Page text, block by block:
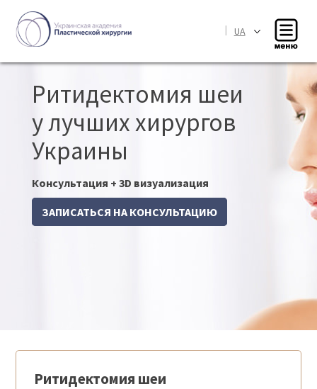
| UA
Ритидектомия шеи
у лучших хирургов
Украины
Консультация + 3D визуализация
ЗАПИСАТЬСЯ НА КОНСУЛЬТАЦИЮ
Ритидектомия шеи